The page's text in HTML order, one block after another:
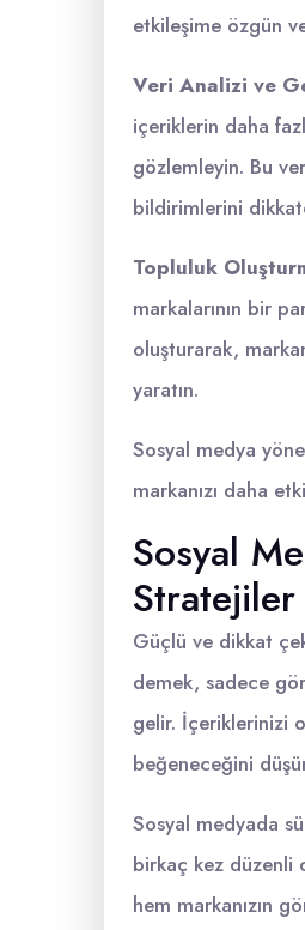
etkileşime özgün
Veri Analizi ve
içeriklerin daha
gözlemleyin. Bu
bildirimlerini
Topluluk
markalarının bir
oluşturarak,
yaratın.
Sosyal medya
markanızı daha
Sosyal
Stratejiler
Güçlü ve dikkat
demek, sadece
gelir. İçeriklerinizi
beğeneceğini
Sosyal medyada
birkaç kez düzenli
hem markanızın